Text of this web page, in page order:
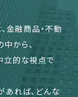
金融商品・不動
から、
立的な視点で
あれば、どんな